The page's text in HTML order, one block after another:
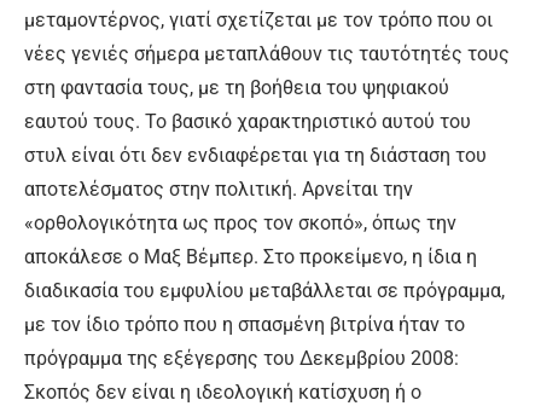
μεταμοντέρνος, γιατί σχετίζεται με τον τρόπο που οι
νέες γενιές σήμερα μεταπλάθουν τις ταυτότητές τους
στη φαντασία τους, με τη βοήθεια του ψηφιακού
εαυτού τους. Το βασικό χαρακτηριστικό αυτού του
στυλ είναι ότι δεν ενδιαφέρεται για τη διάσταση του
αποτελέσματος στην πολιτική. Αρνείται την
«ορθολογικότητα ως προς τον σκοπό», όπως την
αποκάλεσε ο Μαξ Βέμπερ. Στο προκείμενο, η ίδια η
διαδικασία του εμφυλίου μεταβάλλεται σε πρόγραμμα,
με τον ίδιο τρόπο που η σπασμένη βιτρίνα ήταν το
πρόγραμμα της εξέγερσης του Δεκεμβρίου 2008:
Σκοπός δεν είναι η ιδεολογική κατίσχυση ή ο